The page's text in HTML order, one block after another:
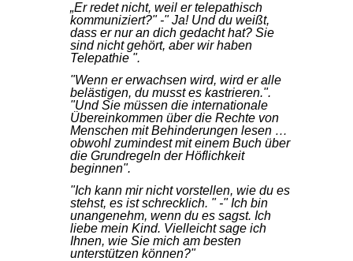
„Er redet nicht, weil er telepathisch
kommuniziert?" -" Ja! Und du weißt,
dass er nur an dich gedacht hat? Sie
sind nicht gehört, aber wir haben
Telepathie ".
"Wenn er erwachsen wird, wird er alle
belästigen, du musst es kastrieren.".
"Und Sie müssen die internationale
Übereinkommen über die Rechte von
Menschen mit Behinderungen lesen …
obwohl zumindest mit einem Buch über
die Grundregeln der Höflichkeit
beginnen".
"Ich kann mir nicht vorstellen, wie du es
stehst, es ist schrecklich. " -" Ich bin
unangenehm, wenn du es sagst. Ich
liebe mein Kind. Vielleicht sage ich
Ihnen, wie Sie mich am besten
unterstützen können?"